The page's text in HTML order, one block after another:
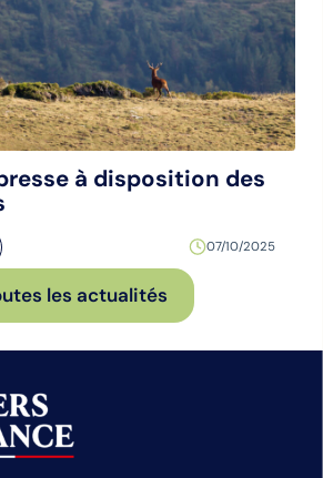
à disposition des
07/10/2025
les actualités